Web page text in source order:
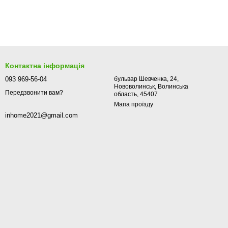
Контактна інформація
093 969-56-04
Передзвонити вам?
inhome2021@gmail.com
бульвар Шевченка, 24,
Нововолинськ, Волинська
область, 45407
Мапа проїзду